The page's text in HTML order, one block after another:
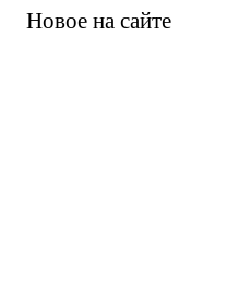
Новое на сайте